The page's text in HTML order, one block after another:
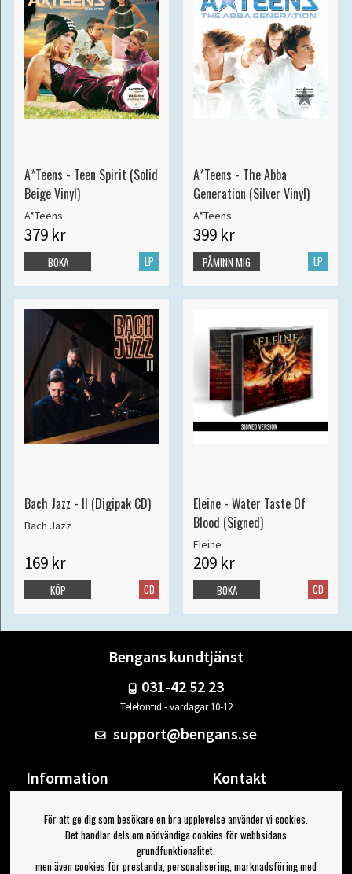
A*Teens - Teen Spirit (Solid
Beige Vinyl)
A*Teens
379 kr
LP
BOKA
A*Teens - The Abba
Generation (Silver Vinyl)
A*Teens
399 kr
LP
PÅMINN MIG
Bach Jazz - II (Digipak CD)
Bach Jazz
169 kr
CD
KÖP
Eleine - Water Taste Of
Blood (Signed)
Eleine
209 kr
CD
BOKA
Bengans kundtjänst
031-42 52 23
Telefontid - vardagar 10-12
support@bengans.se
Information
Om Bengans
FAQ / Köp- & Leveransvillkor
Kontakt
Din sida
Logga ut
För att ge dig som besökare en bra upplevelse använder vi cookies.
Det handlar dels om nödvändiga cookies för webbsidans
grundfunktionalitet,
men även cookies för prestanda, personalisering, marknadsföring med